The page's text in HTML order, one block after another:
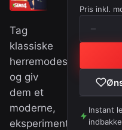
Tag
klassiske
herremodesilhuetter
og giv
dem et
moderne,
eksperimenterende
Pris inkl.
−
Instant